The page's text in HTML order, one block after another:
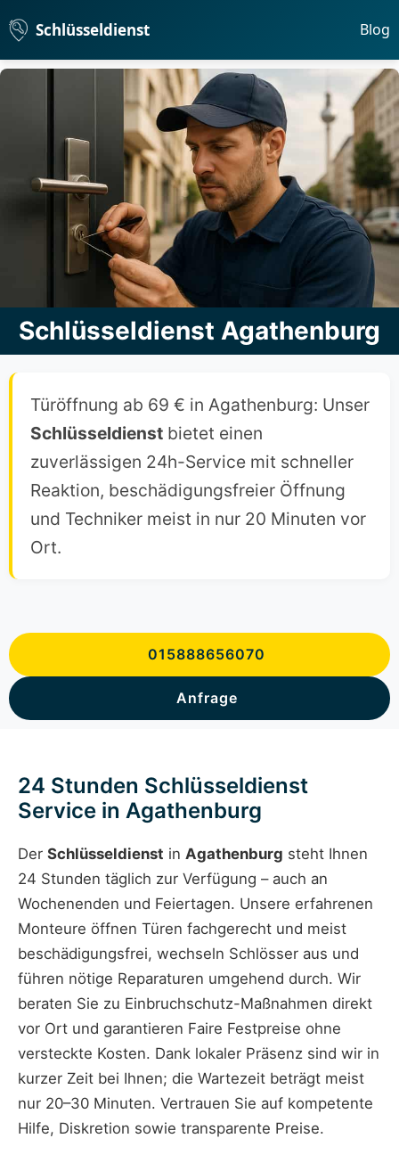
Schlüsseldienst Blog
Schlüsseldienst Agathenburg
Türöffnung ab 69 € in Agathenburg: Unser
Schlüsseldienst bietet einen
zuverlässigen 24h-Service mit schneller
Reaktion, beschädigungsfreier Öffnung
und Techniker meist in nur 20 Minuten vor
Ort.
015888656070
Anfrage
24 Stunden Schlüsseldienst
Service in Agathenburg
Der Schlüsseldienst in Agathenburg steht Ihnen
24 Stunden täglich zur Verfügung – auch an
Wochenenden und Feiertagen. Unsere erfahrenen
Monteure öffnen Türen fachgerecht und meist
beschädigungsfrei, wechseln Schlösser aus und
führen nötige Reparaturen umgehend durch. Wir
beraten Sie zu Einbruchschutz-Maßnahmen direkt
vor Ort und garantieren Faire Festpreise ohne
versteckte Kosten. Dank lokaler Präsenz sind wir in
kurzer Zeit bei Ihnen; die Wartezeit beträgt meist
nur 20–30 Minuten. Vertrauen Sie auf kompetente
Hilfe, Diskretion sowie transparente Preise.